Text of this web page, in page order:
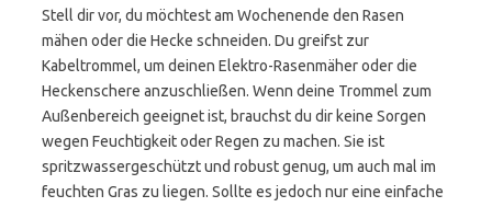
Stell dir vor, du möchtest am Wochenende den Rasen
mähen oder die Hecke schneiden. Du greifst zur
Kabeltrommel, um deinen Elektro-Rasenmäher oder die
Heckenschere anzuschließen. Wenn deine Trommel zum
Außenbereich geeignet ist, brauchst du dir keine Sorgen
wegen Feuchtigkeit oder Regen zu machen. Sie ist
spritzwassergeschützt und robust genug, um auch mal im
feuchten Gras zu liegen. Sollte es jedoch nur eine einfache